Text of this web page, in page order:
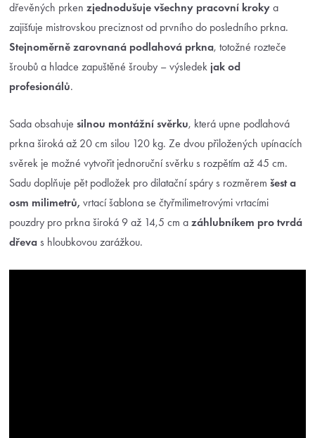
dřevěných prken zjednodušuje všechny pracovní kroky a
zajišťuje mistrovskou preciznost od prvního do posledního prkna.
Stejnoměrně zarovnaná podlahová prkna, totožné rozteče
šroubů a hladce zapuštěné šrouby – výsledek jak od
profesionálů.
Sada obsahuje silnou montážní svěrku, která upne podlahová
prkna široká až 20 cm silou 120 kg. Ze dvou přiložených upínacích
svěrek je možné vytvořit jednoruční svěrku s rozpětím až 45 cm.
Sadu doplňuje pět podložek pro dilatační spáry s rozměrem šest a
osm milimetrů, vrtací šablona se čtyřmilimetrovými vrtacími
pouzdry pro prkna široká 9 až 14,5 cm a záhlubníkem pro tvrdá
dřeva s hloubkovou zarážkou.